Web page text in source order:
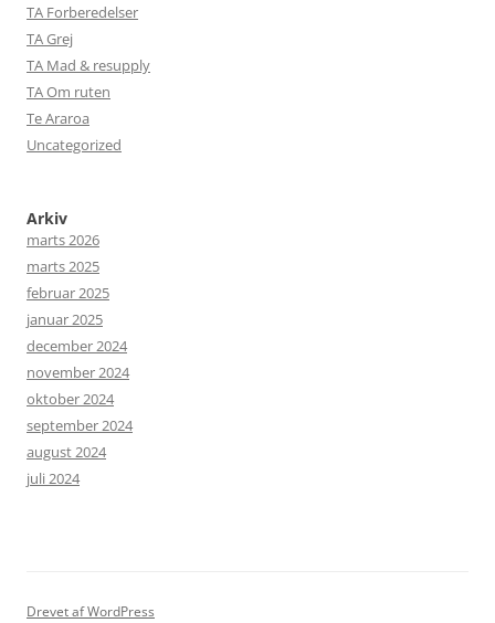
TA Forberedelser
TA Grej
TA Mad & resupply
TA Om ruten
Te Araroa
Uncategorized
Arkiv
marts 2026
marts 2025
februar 2025
januar 2025
december 2024
november 2024
oktober 2024
september 2024
august 2024
juli 2024
Drevet af WordPress